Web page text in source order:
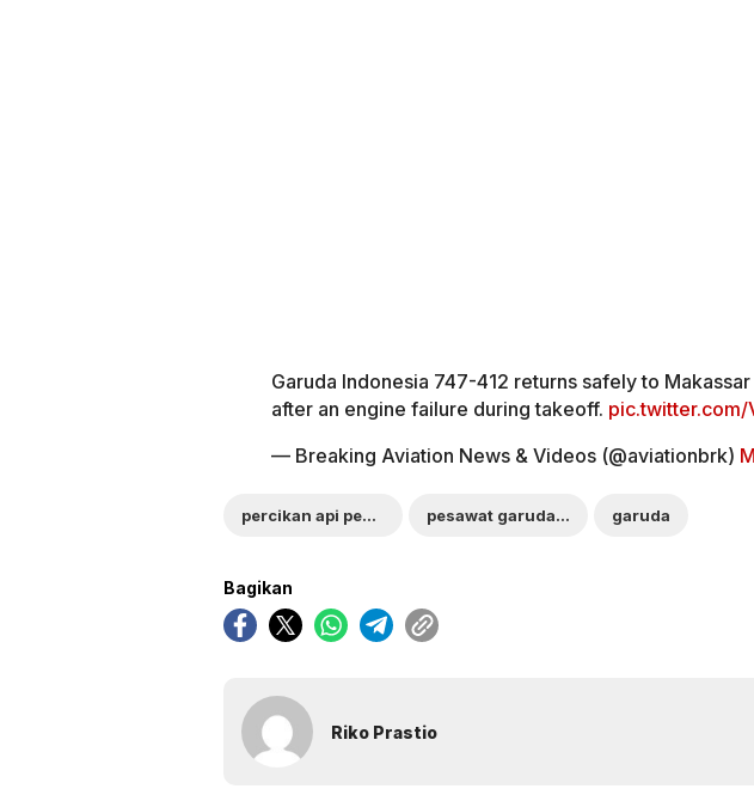
Garuda Indonesia 747-412 returns safely to
after an engine failure during takeoff. pic.twitter.com/
— Breaking Aviation News & Videos (@aviationbrk)
percikan api pesawat garuda pesawat garuda indonesia garuda
Bagikan
Riko Prastio